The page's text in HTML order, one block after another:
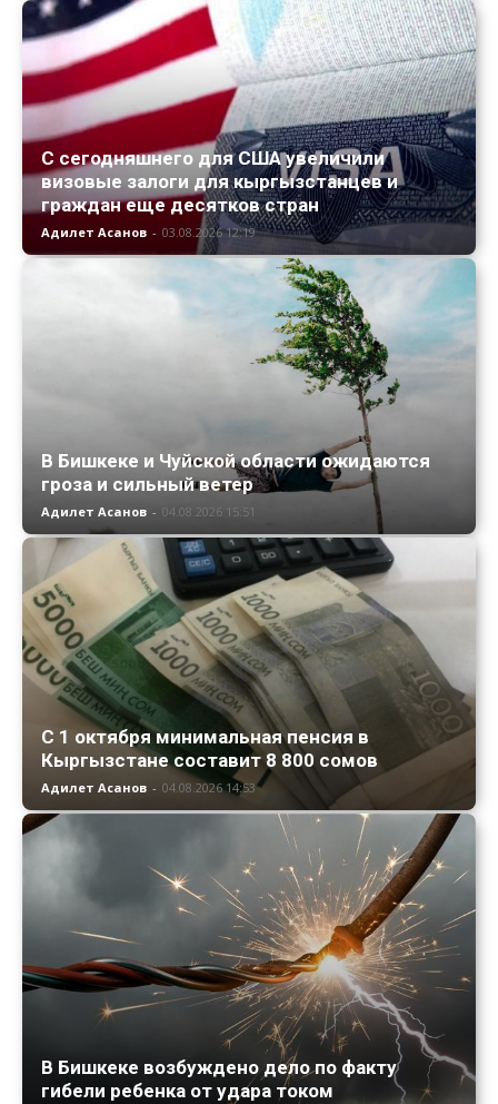
С сегодняшнего для США увеличили
визовые залоги для кыргызстанцев и
граждан еще десятков стран
Адилет Асанов - 03.08.2026 12:19
В Бишкеке и Чуйской области ожидаются
гроза и сильный ветер
Адилет Асанов - 04.08.2026 15:51
С 1 октября минимальная пенсия в
Кыргызстане составит 8 800 сомов
Адилет Асанов - 04.08.2026 14:53
В Бишкеке возбуждено дело по факту
гибели ребенка от удара током